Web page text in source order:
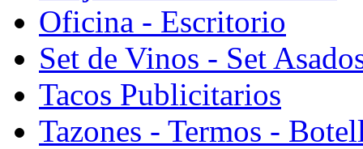
Oficina - Escritorio
Set de Vinos - Set
Tacos Publicitarios
Tazones - Termos -